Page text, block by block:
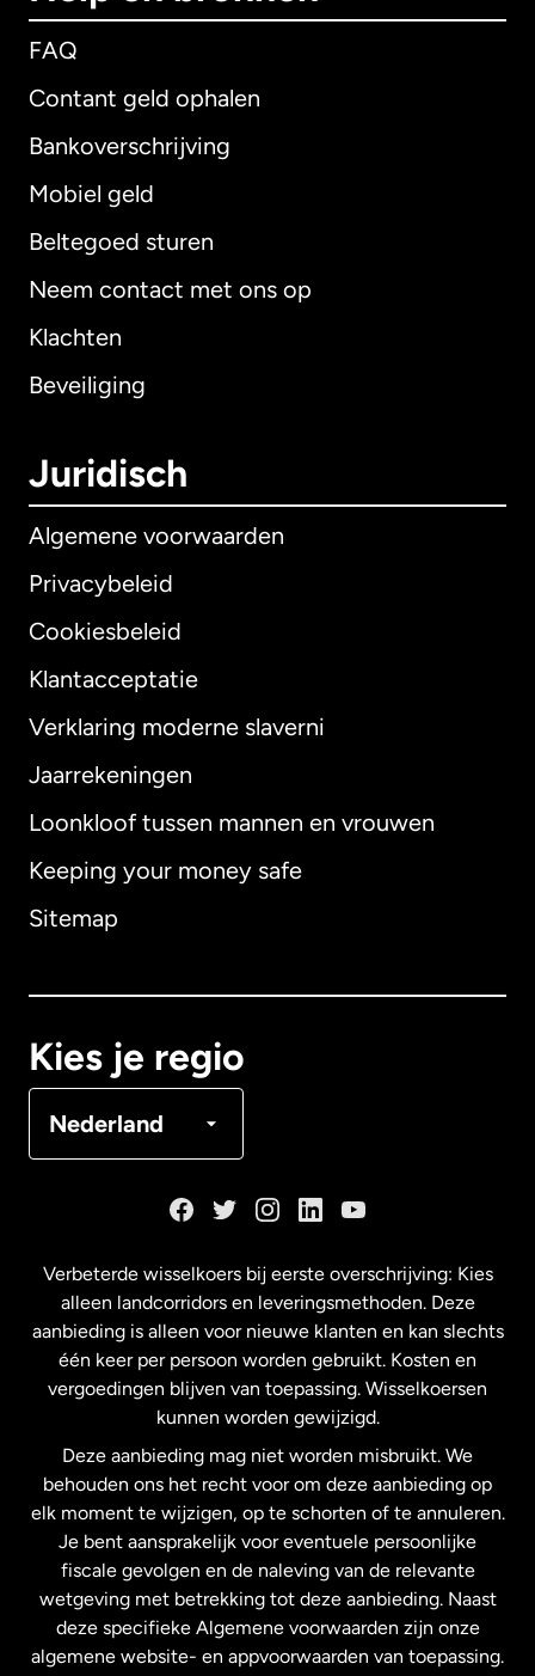
FAQ
Contant geld ophalen
Bankoverschrijving
Mobiel geld
Beltegoed sturen
Neem contact met ons op
Klachten
Beveiliging
Juridisch
Algemene voorwaarden
Privacybeleid
Cookiesbeleid
Klantacceptatie
Verklaring moderne slaverni
Jaarrekeningen
Loonkloof tussen mannen en vrouwen
Keeping your money safe
Sitemap
Kies je regio
Nederland
Internationaal English
Australië
Maleisië
Nederland
Nieuw-Zeeland
Spanje
Verenigd Koninkrijk
Verbeterde wisselkoers bij eerste overschrijving: Kies
alleen landcorridors en leveringsmethoden. Deze
aanbieding is alleen voor nieuwe klanten en kan slechts
één keer per persoon worden gebruikt. Kosten en
vergoedingen blijven van toepassing. Wisselkoersen
kunnen worden gewijzigd.
Deze aanbieding mag niet worden misbruikt. We
behouden ons het recht voor om deze aanbieding op
elk moment te wijzigen, op te schorten of te annuleren.
Je bent aansprakelijk voor eventuele persoonlijke
fiscale gevolgen en de naleving van de relevante
wetgeving met betrekking tot deze aanbieding. Naast
deze specifieke Algemene voorwaarden zijn onze
algemene website- en appvoorwaarden van toepassing.